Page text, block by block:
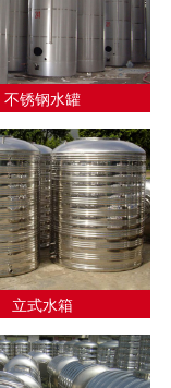
不锈钢水罐
立式水箱